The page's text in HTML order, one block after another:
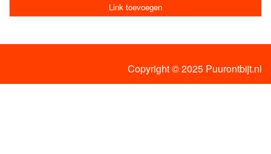
Link toevoegen
Copyright © 2025 Puurontbijt.nl